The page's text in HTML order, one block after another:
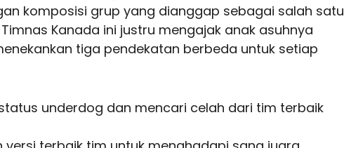
komposisi grup yang dianggap sebagai salah satu
Kanada ini justru mengajak anak asuhnya
tiga pendekatan berbeda untuk setiap
underdog dan mencari celah dari tim terbaik